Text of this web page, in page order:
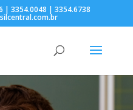
| 3354.0048 | 3354.6738